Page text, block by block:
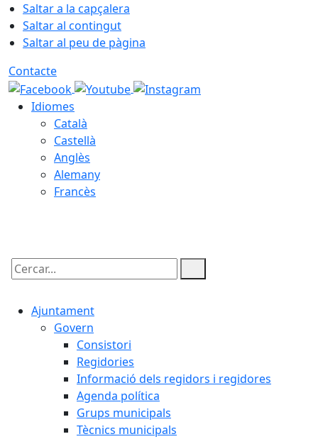
Saltar a la capçalera
Saltar al contingut
Saltar al peu de pàgina
Contacte
Idiomes
Català
Castellà
Anglès
Alemany
Francès
Cercar:
Ajuntament
Govern
Consistori
Regidories
Informació dels regidors i regidores
Agenda política
Grups municipals
Tècnics municipals